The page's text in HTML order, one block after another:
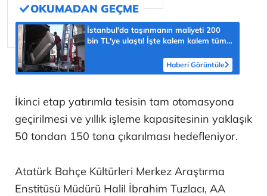
İstanbul'da taşınmanın maliyeti 200
bin TL'ye ulaştı! İşte kalem kalem tüm
Haberi Görüntüle
İkinci etap yatırımla tesisin tam otomasyona
geçirilmesi ve yıllık işleme kapasitesinin yaklaşık
50 tondan 150 tona çıkarılması hedefleniyor.
Atatürk Bahçe Kültürleri Merkez Araştırma
Enstitüsü Müdürü Halil İbrahim Tuzlacı, AA